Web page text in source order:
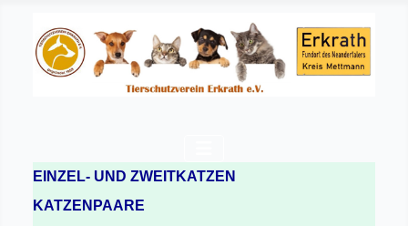
EINZEL- UND ZWEITKATZEN
KATZENPAARE